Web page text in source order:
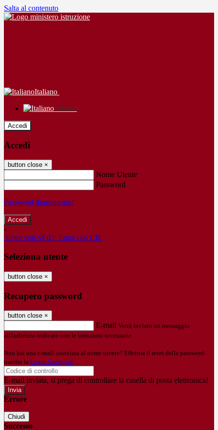
Salta al contenuto
Italiano
Italiano
Accedi
Accedi
button close ×
Nome Utente
Password
Password dimenticata?
-
Entra con SPID Entra con CIE
Seleziona utente
button close ×
Recupero password
button close ×
E-mail Verrà inviato un messaggio
all'indirizzo indicato con le istruzioni necessarie.
Non hai una e-mail associata al nome utente? Effettua il reset della password
tramite la Login Spaggiari
E-mail inviata, si prega di controllare la casella di posta elettronica!
Errore
Chiudi
Successo